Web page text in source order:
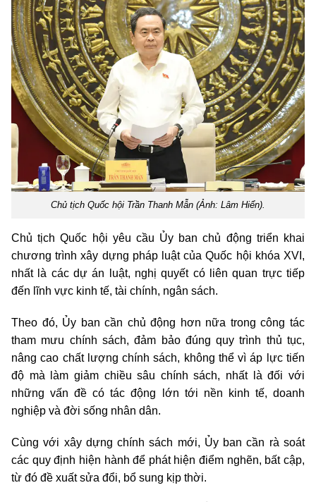
Chủ tịch Quốc hội Trần Thanh Mẫn (Ảnh: Lâm Hiển).
Chủ tịch Quốc hội yêu cầu Ủy ban chủ động triển khai
chương trình xây dựng pháp luật của Quốc hội khóa XVI,
nhất là các dự án luật, nghị quyết có liên quan trực tiếp
đến lĩnh vực kinh tế, tài chính, ngân sách.
Theo đó, Ủy ban cần chủ động hơn nữa trong công tác
tham mưu chính sách, đảm bảo đúng quy trình thủ tục,
nâng cao chất lượng chính sách, không thể vì áp lực tiến
độ mà làm giảm chiều sâu chính sách, nhất là đối với
những vấn đề có tác động lớn tới nền kinh tế, doanh
nghiệp và đời sống nhân dân.
Cùng với xây dựng chính sách mới, Ủy ban cần rà soát
các quy định hiện hành để phát hiện điểm nghẽn, bất cập,
từ đó đề xuất sửa đổi, bổ sung kịp thời.